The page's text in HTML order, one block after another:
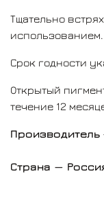
Тщательно
использованием.
Срок годности
Открытый
течение 12
Производитель
Страна —